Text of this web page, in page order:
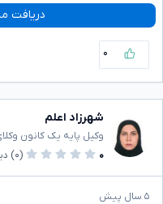
دریافت
۰
شهرزاد اعلم
وکیل پایه یک کانون
۰
(۰)
۵ سال پیش